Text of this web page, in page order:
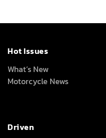
Hot Issues
What’s New
Motorcycle News
Driven